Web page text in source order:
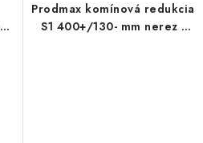
Prodmax komínová redukcia
S1 400+/130- mm nerez -